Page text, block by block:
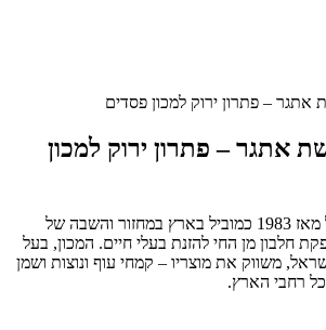
אתגר – פתרון ירוק למכון פסדים
אתגר – פתרון ירוק למכון
מכון פסדים העמק פועל מאז 1983 כמוביל בארץ במחזור והשבה של
חלבון מן החי להזנת בעלי חיים. המכון, בעל
משווק את מוצריו – קמחי עוף ונוצות ושמן
רחבי הארץ.